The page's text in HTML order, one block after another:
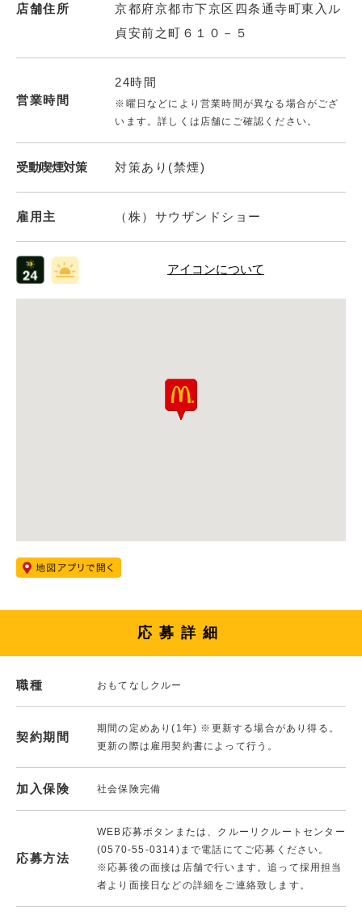
店舗住所
京都府京都市下京区四条通寺町東入ル
貞安前之町６１０－５
営業時間
24時間
※曜日などにより営業時間が異なる場合がござ
います。詳しくは店舗にご確認ください。
受動喫煙対策 対策あり(禁煙)
雇用主 （株）サウザンドショー
アイコンについて
応募詳細
職種 おもてなしクルー
契約期間
期間の定めあり(1年) ※更新する場合があり得る。
更新の際は雇用契約書によって行う。
加入保険 社会保険完備
応募方法
WEB応募ボタンまたは、クルーリクルートセンター
(0570-55-0314)まで電話にてご応募ください。
※応募後の面接は店舗で行います。追って採用担当
者より面接日などの詳細をご連絡致します。